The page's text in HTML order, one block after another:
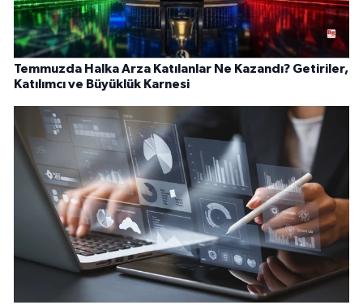
Temmuzda Halka Arza Katılanlar Ne Kazandı? Getiriler,
Katılımcı ve Büyüklük Karnesi